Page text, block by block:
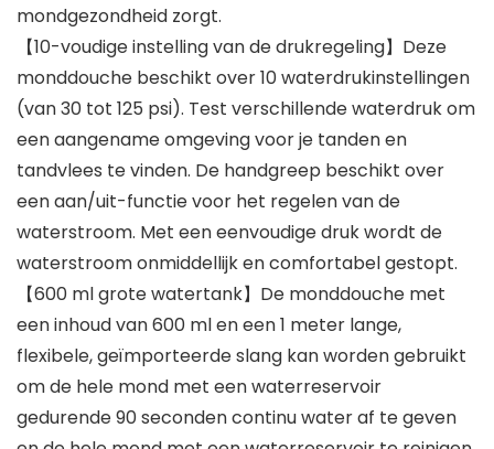
mondgezondheid zorgt.
【10-voudige instelling van de drukregeling】Deze
monddouche beschikt over 10 waterdrukinstellingen
(van 30 tot 125 psi). Test verschillende waterdruk om
een aangename omgeving voor je tanden en
tandvlees te vinden. De handgreep beschikt over
een aan/uit-functie voor het regelen van de
waterstroom. Met een eenvoudige druk wordt de
waterstroom onmiddellijk en comfortabel gestopt.
【600 ml grote watertank】De monddouche met
een inhoud van 600 ml en een 1 meter lange,
flexibele, geïmporteerde slang kan worden gebruikt
om de hele mond met een waterreservoir
gedurende 90 seconden continu water af te geven